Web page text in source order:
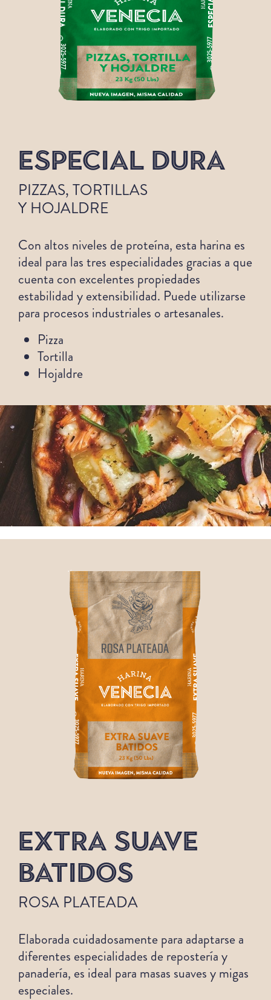
ESPECIAL DURA
PIZZAS, TORTILLAS
Y HOJALDRE
Con altos niveles de proteína, esta harina es
ideal para las tres especialidades gracias a que
cuenta con excelentes propiedades
estabilidad y extensibilidad. Puede utilizarse
para procesos industriales o artesanales.
Pizza
Tortilla
Hojaldre
EXTRA SUAVE
BATIDOS
ROSA PLATEADA
Elaborada cuidadosamente para adaptarse a
diferentes especialidades de repostería y
panadería, es ideal para masas suaves y migas
especiales.